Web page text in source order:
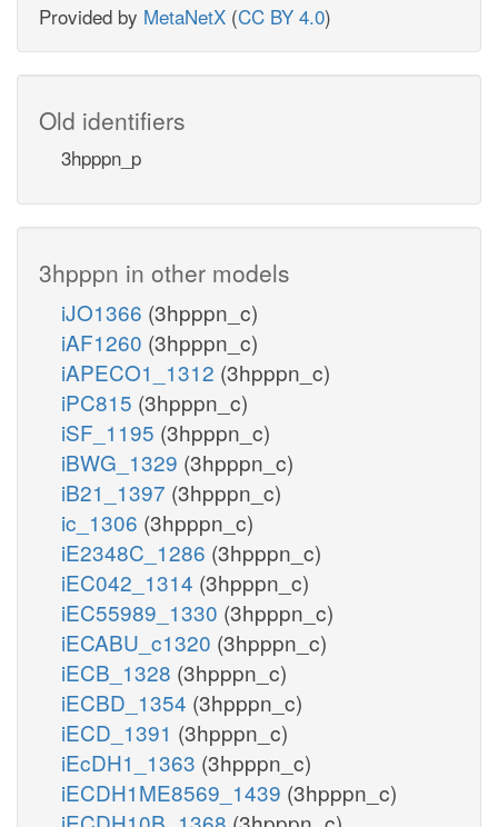
Provided by MetaNetX (CC BY 4.0)
Old identifiers
3hpppn_p
3hpppn in other models
iJO1366 (3hpppn_c)
iAF1260 (3hpppn_c)
iAPECO1_1312 (3hpppn_c)
iPC815 (3hpppn_c)
iSF_1195 (3hpppn_c)
iBWG_1329 (3hpppn_c)
iB21_1397 (3hpppn_c)
ic_1306 (3hpppn_c)
iE2348C_1286 (3hpppn_c)
iEC042_1314 (3hpppn_c)
iEC55989_1330 (3hpppn_c)
iECABU_c1320 (3hpppn_c)
iECB_1328 (3hpppn_c)
iECBD_1354 (3hpppn_c)
iECD_1391 (3hpppn_c)
iEcDH1_1363 (3hpppn_c)
iECDH1ME8569_1439 (3hpppn_c)